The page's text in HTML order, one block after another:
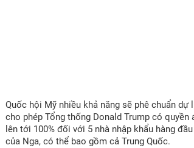
Quốc hội Mỹ nhiều khả năng sẽ phê chuẩn dự
cho phép Tổng thống Donald Trump có quyền
lên tới 100% đối với 5 nhà nhập khẩu hàng
của Nga, có thể bao gồm cả Trung Quốc.